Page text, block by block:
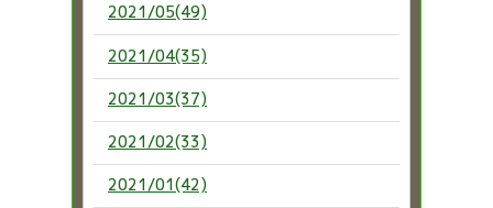
2021/05(49)
2021/04(35)
2021/03(37)
2021/02(33)
2021/01(42)